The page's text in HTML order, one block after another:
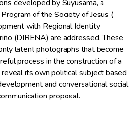
developed by Suyusama, a
of the Society of Jesus (
with Regional Identity
(DIRENA) are addressed. These
latent photographs that become
process in the construction of a
its own political subject based
and conversational social